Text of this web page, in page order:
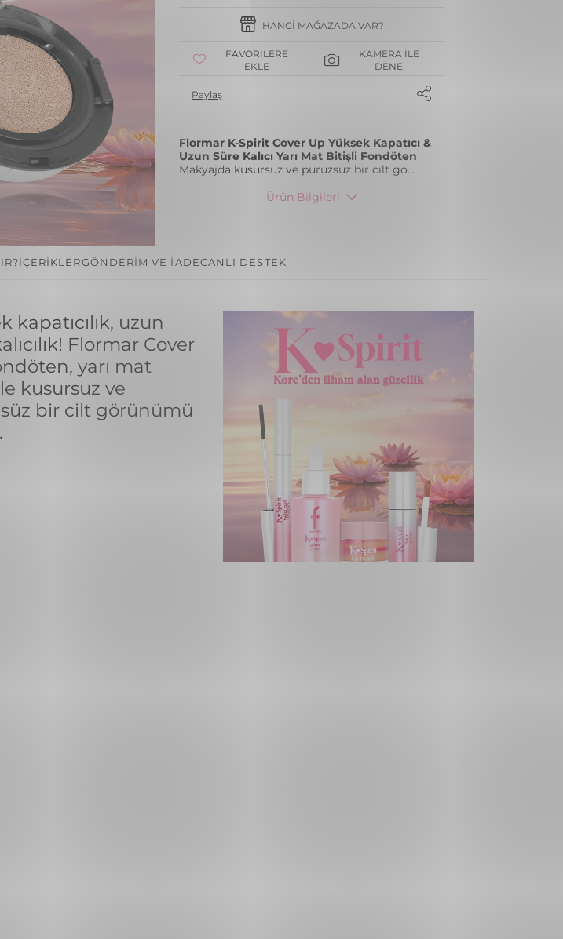
HANGI MAĞAZADA VAR?
FAVORILERE
EKLE
KAMERA İLE
DENE
Paylaş
Flormar K-Spirit Cover Up Yüksek Kapatıcı &
Uzun Süre Kalıcı Yarı Mat Bitişli Fondöten
Makyajda kusursuz ve pürüzsüz bir cilt gö...
Ürün Bilgileri
İÇERİKLERGÖNDERİM VE İADECANLI DESTEK
kapatıcılık, uzun
Flormar Cover
yarı mat
kusursuz ve
bir cilt görünümü